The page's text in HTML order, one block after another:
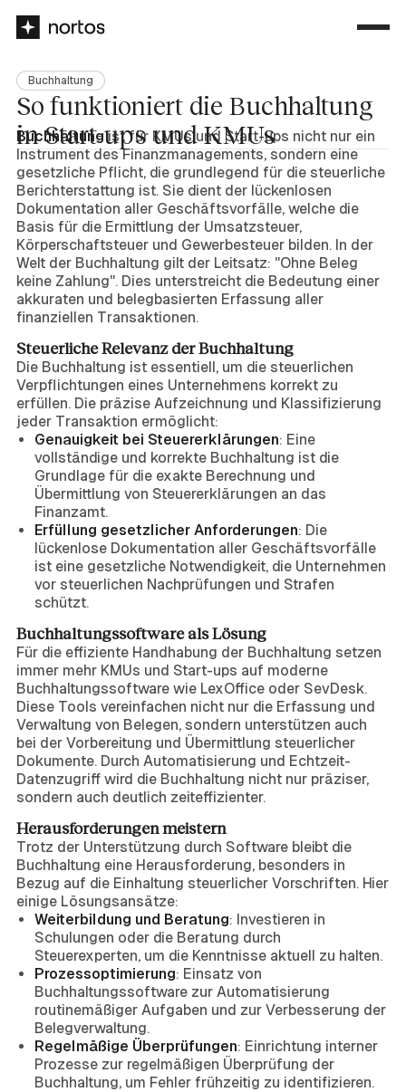
Buchhaltung
So funktioniert die Buchhaltung
in Start-ups und KMUs
Buchhaltungist für KMUs und Start-ups nicht nur ein
Instrument des Finanzmanagements, sondern eine
gesetzliche Pflicht, die grundlegend für die steuerliche
Berichterstattung ist. Sie dient der lückenlosen
Dokumentation aller Geschäftsvorfälle, welche die
Basis für die Ermittlung der Umsatzsteuer,
Körperschaftsteuer und Gewerbesteuer bilden. In der
Welt der Buchhaltung gilt der Leitsatz: "Ohne Beleg
keine Zahlung". Dies unterstreicht die Bedeutung einer
akkuraten und belegbasierten Erfassung aller
finanziellen Transaktionen.
Steuerliche Relevanz der Buchhaltung
Die Buchhaltung ist essentiell, um die steuerlichen
Verpflichtungen eines Unternehmens korrekt zu
erfüllen. Die präzise Aufzeichnung und Klassifizierung
jeder Transaktion ermöglicht:
Genauigkeit bei Steuererklärungen: Eine
vollständige und korrekte Buchhaltung ist die
Grundlage für die exakte Berechnung und
Übermittlung von Steuererklärungen an das
Finanzamt.
Erfüllung gesetzlicher Anforderungen: Die
lückenlose Dokumentation aller Geschäftsvorfälle
ist eine gesetzliche Notwendigkeit, die Unternehmen
vor steuerlichen Nachprüfungen und Strafen
schützt.
Buchhaltungssoftware als Lösung
Für die effiziente Handhabung der Buchhaltung setzen
immer mehr KMUs und Start-ups auf moderne
Buchhaltungssoftware wie LexOffice oder SevDesk.
Diese Tools vereinfachen nicht nur die Erfassung und
Verwaltung von Belegen, sondern unterstützen auch
bei der Vorbereitung und Übermittlung steuerlicher
Dokumente. Durch Automatisierung und Echtzeit-
Datenzugriff wird die Buchhaltung nicht nur präziser,
sondern auch deutlich zeiteffizienter.
Herausforderungen meistern
Trotz der Unterstützung durch Software bleibt die
Buchhaltung eine Herausforderung, besonders in
Bezug auf die Einhaltung steuerlicher Vorschriften. Hier
einige Lösungsansätze:
Weiterbildung und Beratung: Investieren in
Schulungen oder die Beratung durch
Steuerexperten, um die Kenntnisse aktuell zu halten.
Prozessoptimierung: Einsatz von
Buchhaltungssoftware zur Automatisierung
routinemäßiger Aufgaben und zur Verbesserung der
Belegverwaltung.
Regelmäßige Überprüfungen: Einrichtung interner
Prozesse zur regelmäßigen Überprüfung der
Buchhaltung, um Fehler frühzeitig zu identifizieren.